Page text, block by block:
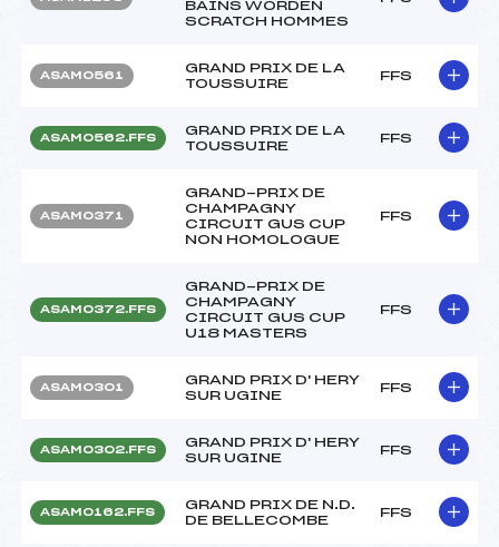
BAINS WORDEN
SCRATCH HOMMES
ASAM0561
GRAND PRIX DE LA
TOUSSUIRE
FFS
ASAM0562.FFS
GRAND PRIX DE LA
TOUSSUIRE
FFS
ASAM0371
GRAND-PRIX DE
CHAMPAGNY
CIRCUIT GUS CUP
NON HOMOLOGUE
FFS
ASAM0372.FFS
GRAND-PRIX DE
CHAMPAGNY
CIRCUIT GUS CUP
U18 MASTERS
FFS
ASAM0301
GRAND PRIX D' HERY
SUR UGINE
FFS
ASAM0302.FFS
GRAND PRIX D' HERY
SUR UGINE
FFS
ASAM0162.FFS
GRAND PRIX DE N.D.
DE BELLECOMBE
FFS